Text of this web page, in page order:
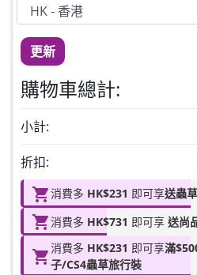
此商品最多可加
理膚泉 無香大哥
月)
此商品最多可加
HKD$88
更新
購物車總計:
小計:
折扣:
消費多 HK$231 即可享送蟲
消費多 HK$731 即可享 送尚
消費多 HK$231 即可享滿
子/CS4蟲草旅行裝